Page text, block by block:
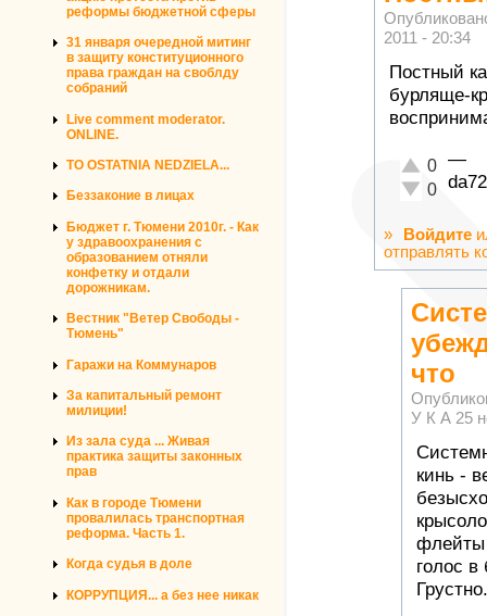
реформы бюджетной сферы
31 января очередной митинг
в защиту конституционного
права граждан на своблду
собраний
Live comment moderator.
ONLINE.
TO OSTATNIA NEDZIELA...
Беззаконие в лицах
Бюджет г. Тюмени 2010г. - Как
у здравоохранения с
образованием отняли
конфетку и отдали
дорожникам.
Вестник "Ветер Свободы -
Тюмень"
Гаражи на Коммунаров
За капитальный ремонт
милиции!
Из зала суда ... Живая
практика защиты законных
прав
Как в городе Тюмени
провалилась транспортная
реформа. Часть 1.
Когда судья в доле
КОРРУПЦИЯ... а без нее никак
2011 - 20:34
Постный
бурляще-
Отлично!
0
0
—
» Войдите
отправлять
что
У К А 25
кинь -
флейты
голос в
Грустно.